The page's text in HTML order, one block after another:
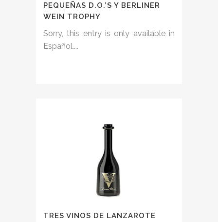
PEQUEÑAS D.O.’S Y BERLINER
WEIN TROPHY
Sorry, this entry is only available in
Español....
TRES VINOS DE LANZAROTE